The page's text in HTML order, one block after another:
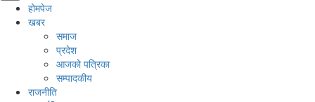
होमपेज
खबर
समाज
प्रदेश
आजको पत्रिका
सम्पादकीय
राजनीति